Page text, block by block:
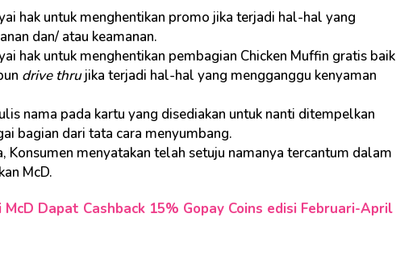
hak untuk menghentikan promo jika terjadi hal-hal yang
dan/ atau keamanan.
hak untuk menghentikan pembagian Chicken Muffin gratis baik
drive thrujika terjadi hal-hal yang mengganggu kenyaman
nama pada kartu yang disediakan untuk nanti ditempelkan
bagian dari tata cara menyumbang.
Konsumen menyatakan telah setuju namanya tercantum dalam
McD.
McD Dapat Cashback 15% Gopay Coins edisi Februari-April